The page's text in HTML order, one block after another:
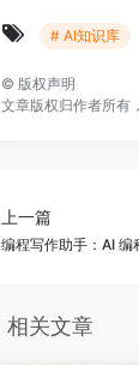
# AI知识库
© 版权声明
文章版权归作者所有
上一篇
编程写作助手：AI
相关文章